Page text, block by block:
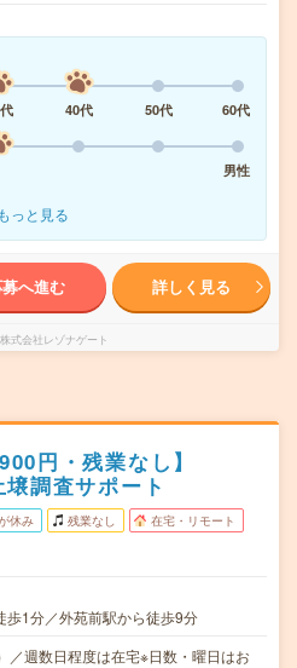
40代 50代
60代
男性
もっと見る
へ進む 詳しく見る
株式会社レゾナゲート
円・残業なし】
調査サポート
休み 残業なし 在宅・リモート
歩1分／外苑前駅から徒歩9分
／週数日程度は在宅※日数・曜日はお